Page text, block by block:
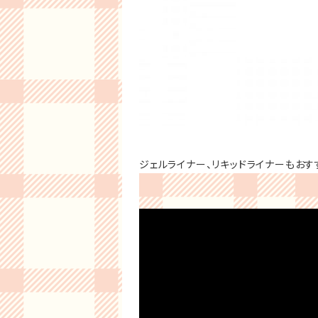
ジェルライナー、リキッドライナーもおす